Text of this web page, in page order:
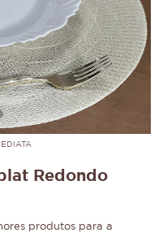
Redondo
produtos para a